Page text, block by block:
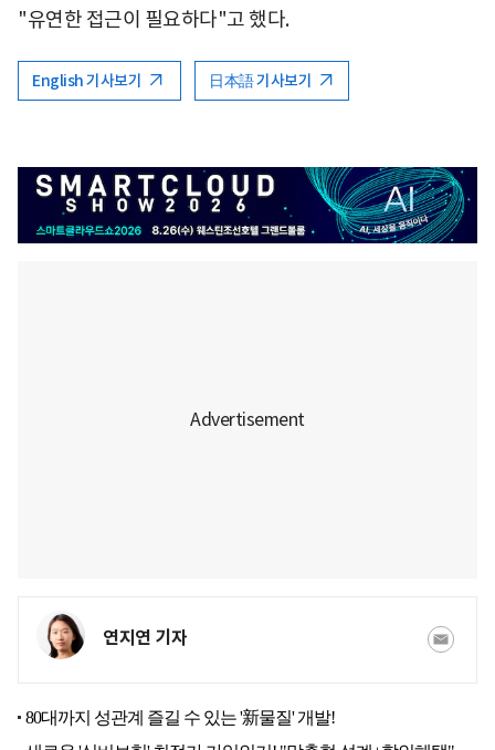
"유연한 접근이 필요하다"고 했다.
English 기사보기 日本語 기사보기
연지연 기자